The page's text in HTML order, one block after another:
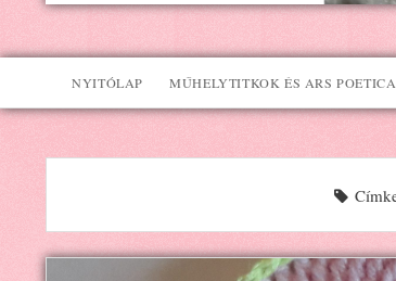
NYITÓLAP MŰHELYTITKOK ÉS ARS POETICA